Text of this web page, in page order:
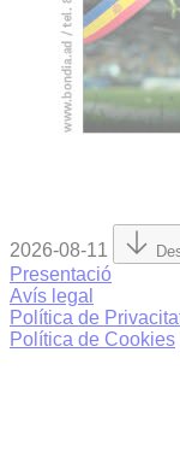
2026-08-11
Presentació
Avís legal
Política de
Política de Cookies